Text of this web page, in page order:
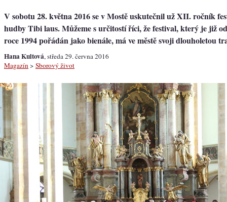
V sobotu 28. května 2016 se v Mostě uskutečnil už XII. ročník
hudby Tibi laus. Můžeme s určitostí říci, že festival, který je již
roce 1994 pořádán jako bienále, má ve městě svoji dlouholetou
Hana Kultová, středa 29. června 2016
Magazín > Sborový život